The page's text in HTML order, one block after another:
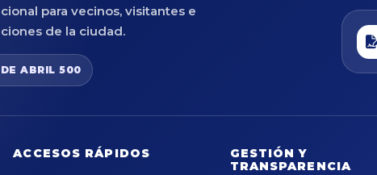
para vecinos, visitantes e
de la ciudad.
ABRIL 500
ACCESOS RÁPIDOS
GESTIÓN Y
TRANSPARENCIA